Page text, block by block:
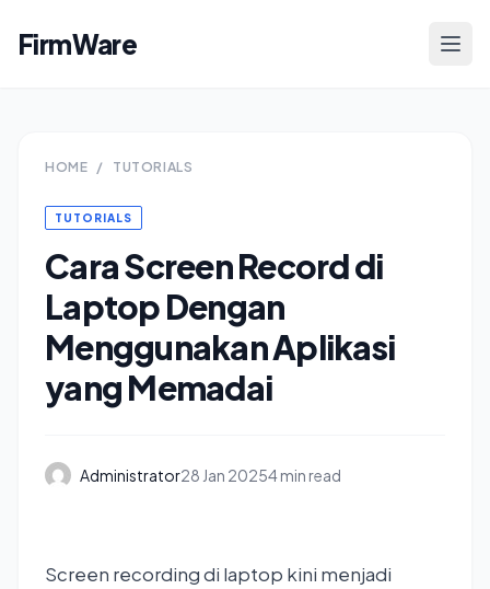
FirmWare
HOME / TUTORIALS
TUTORIALS
Cara Screen Record di
Laptop Dengan
Menggunakan Aplikasi
yang Memadai
Administrator28 Jan 20254 min read
Screen recording di laptop kini menjadi